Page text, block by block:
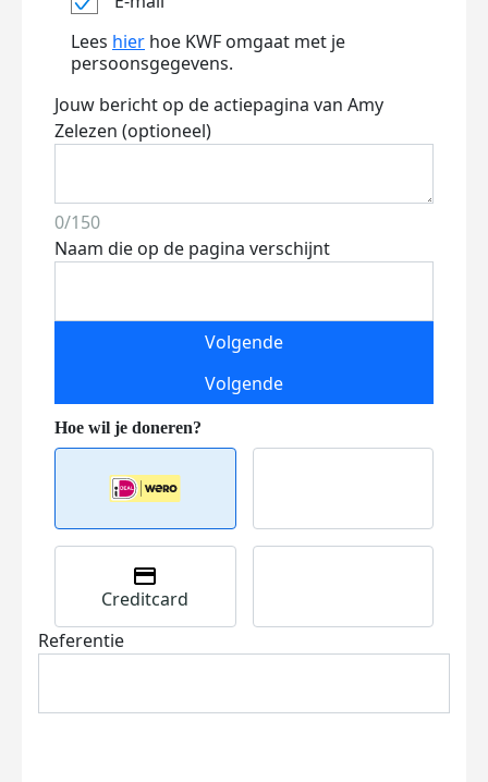
Lees hier hoe KWF omgaat met je
persoonsgegevens.
Jouw bericht op de actiepagina van Amy
Zelezen (optioneel)
0/150
Naam die op de pagina verschijnt
Volgende
Volgende
Creditcard
Referentie